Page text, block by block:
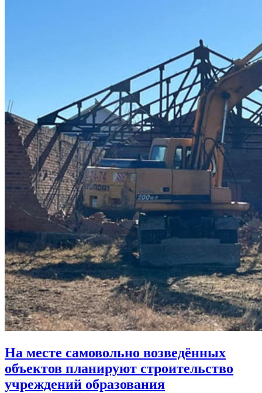
На месте самовольно возведённых
объектов планируют строительство
учреждений образования